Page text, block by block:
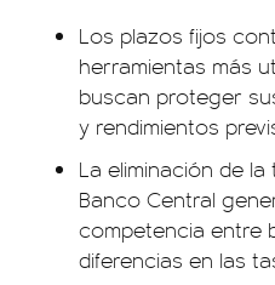
Los plazos fijos
herramientas más
buscan proteger
y rendimientos
La eliminación de
Banco Central
competencia entre
diferencias en las